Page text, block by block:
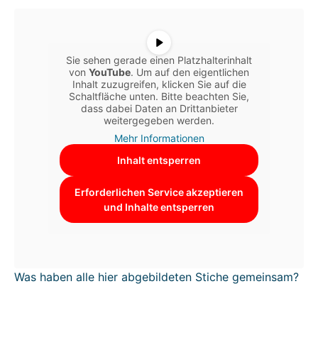
Sie sehen gerade einen Platzhalterinhalt
von YouTube. Um auf den eigentlichen
Inhalt zuzugreifen, klicken Sie auf die
Schaltfläche unten. Bitte beachten Sie,
dass dabei Daten an Drittanbieter
weitergegeben werden.
Mehr Informationen
Inhalt entsperren
Erforderlichen Service akzeptieren
und Inhalte entsperren
Was haben alle hier abgebildeten Stiche gemeinsam?